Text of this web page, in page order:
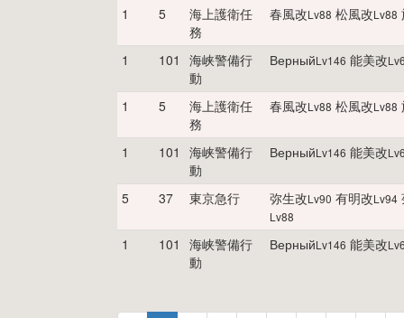
1 5
海上護衛任
務
春風改Lv88 松風改Lv88
1 101
海峡警備行
動
ВерныйLv146 能美改Lv
1 5
海上護衛任
務
春風改Lv88 松風改Lv88
1 101
海峡警備行
動
ВерныйLv146 能美改Lv
5 37 東京急行 弥生改Lv90 有明改Lv94
Lv88
1 101
海峡警備行
動
ВерныйLv146 能美改Lv